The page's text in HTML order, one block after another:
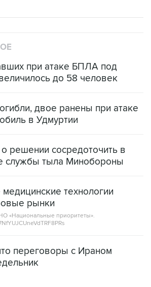
Владимир Путин
рассылку главных новостей сайта
при атаке БПЛА под
двое ранены при атаке
в Удмуртии
решении сосредоточить в
службы тыла Минобороны